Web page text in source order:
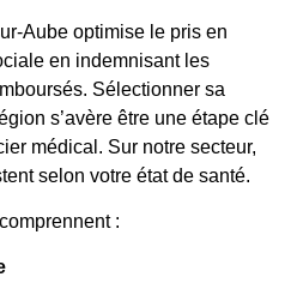
Aube optimise le pris en
en indemnisant les
Sélectionner sa
s’avère être une étape clé
médical. Sur notre secteur,
selon votre état de santé.
: